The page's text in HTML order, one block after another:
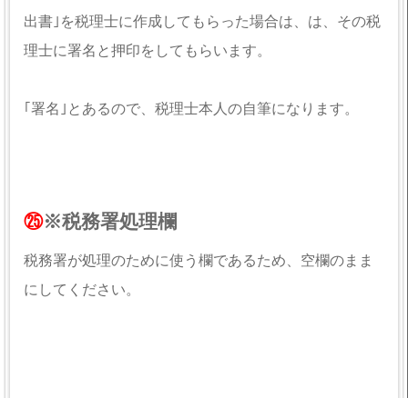
出書｣を税理士に作成してもらった場合は、は、その税
理士に署名と押印をしてもらいます。
｢署名｣とあるので、税理士本人の自筆になります。
㉕※税務署処理欄
税務署が処理のために使う欄であるため、空欄のまま
にしてください。